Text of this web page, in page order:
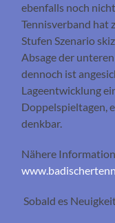
ebenfalls noch
Tennisverband hat
Stufen Szenario
Absage der
dennoch ist
Lageentwicklung
Doppelspieltagen,
denkbar.
Nähere
Sobald es